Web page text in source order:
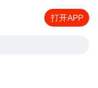
打开APP